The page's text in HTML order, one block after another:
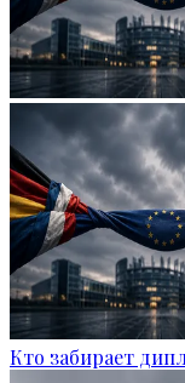
Кто забирает